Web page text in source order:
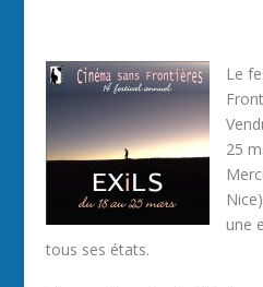
Le
25
une
tous ses états.